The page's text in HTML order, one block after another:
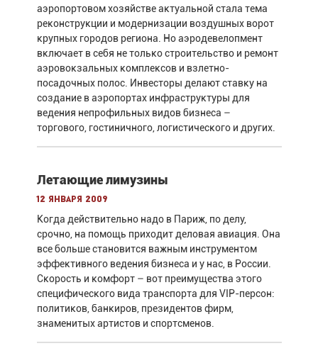
аэропортовом хозяйстве актуальной стала тема
реконструкции и модернизации воздушных ворот
крупных городов региона. Но аэродевелопмент
включает в себя не только строительство и ремонт
аэровокзальных комплексов и взлетно-
посадочных полос. Инвесторы делают ставку на
создание в аэропортах инфраструктуры для
ведения непрофильных видов бизнеса –
торгового, гостиничного, логистического и других.
Летающие лимузины
12 января 2009
Когда действительно надо в Париж, по делу,
срочно, на помощь приходит деловая авиация. Она
все больше становится важным инструментом
эффективного ведения бизнеса и у нас, в России.
Скорость и комфорт – вот преимущества этого
специфического вида транспорта для VIP-персон:
политиков, банкиров, президентов фирм,
знаменитых артистов и спортсменов.